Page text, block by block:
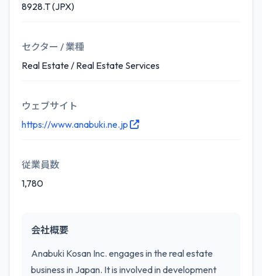
8928.T (JPX)
セクター / 業種
Real Estate / Real Estate Services
ウェブサイト
https://www.anabuki.ne.jp
従業員数
1,780
会社概要
Anabuki Kosan Inc. engages in the real estate
business in Japan. It is involved in development